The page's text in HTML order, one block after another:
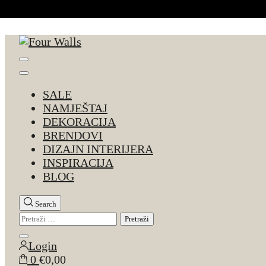
SALE
NAMJEŠTAJ
DEKORACIJA
BRENDOVI
DIZAJN INTERIJERA
INSPIRACIJA
BLOG
Search
Pretraži:
Close
search
Login
0 €0,00